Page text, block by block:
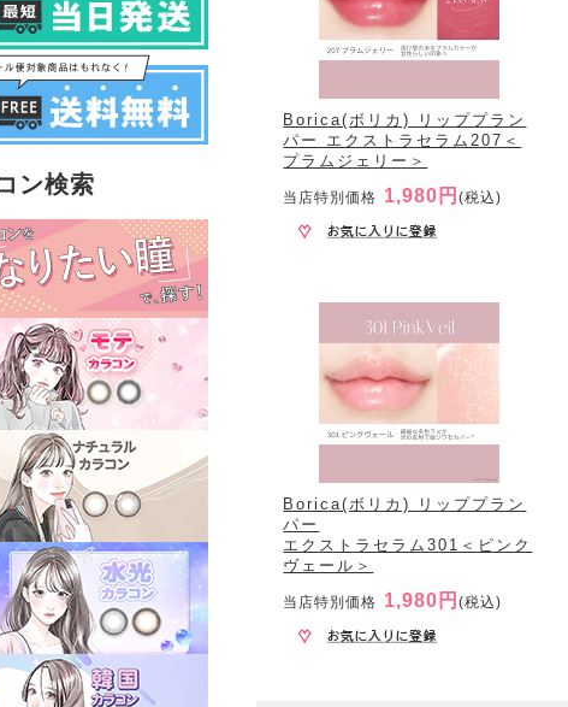
ン検索
Borica(ボリカ) リッププラン
パー エクストラセラム207＜
プラムジェリー＞
当店特別価格 1,980円(税込)
Borica(ボリカ) リッププラン
パー
エクストラセラム301＜ピンク
ヴェール＞
当店特別価格 1,980円(税込)